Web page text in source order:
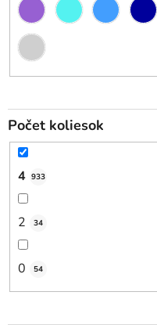
Počet koliesok
4 933
2 34
0 54